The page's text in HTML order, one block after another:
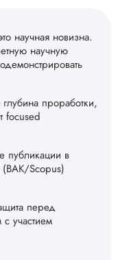
научная новизна.
научную
проработки,
focused
публикации в
(ВАК/Scopus)
перед
участием